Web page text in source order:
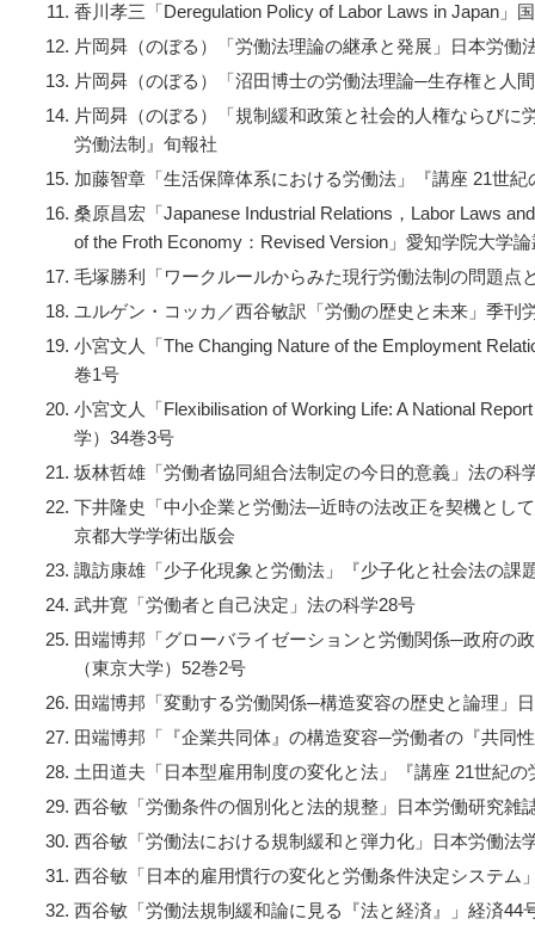
香川孝三「Deregulation Policy of Labor Laws in Japan 」
片岡曻（のぼる）「労働法理論の継承と発展」日本労働
片岡曻（のぼる）「沼田博士の労働法理論─生存権と人
片岡曻（のぼる）「規制緩和政策と社会的人権ならびに
労働法制』旬報社
加藤智章「生活保障体系における労働法」『講座 21世紀
桑原昌宏「Japanese Industrial Relations，Labor Laws
of the Froth Economy：Revised Version 」愛知学院大学
毛塚勝利「ワークルールからみた現行労働法制の問題点
ユルゲン・コッカ／西谷敏訳「労働の歴史と未来」季刊
小宮文人「The Changing Nature of the Employment
巻1号
小宮文人「Flexibilisation of Working Life: A National
学）34巻3号
坂林哲雄「労働者協同組合法制定の今日的意義」法の科
下井隆史「中小企業と労働法─近時の法改正を契機とし
京都大学学術出版会
諏訪康雄「少子化現象と労働法」『少子化と社会法の課
武井寛「労働者と自己決定」法の科学28号
田端博邦「グローバライゼーションと労働関係─政府の
（東京大学）52巻2号
田端博邦「変動する労働関係─構造変容の歴史と論理」
田端博邦「『企業共同体』の構造変容─労働者の『共同
土田道夫「日本型雇用制度の変化と法」『講座 21世紀の
西谷敏「労働条件の個別化と法的規整」日本労働研究雑
西谷敏「労働法における規制緩和と弾力化」日本労働法
西谷敏「日本的雇用慣行の変化と労働条件決定システム
西谷敏「労働法規制緩和論に見る『法と経済』」経済44